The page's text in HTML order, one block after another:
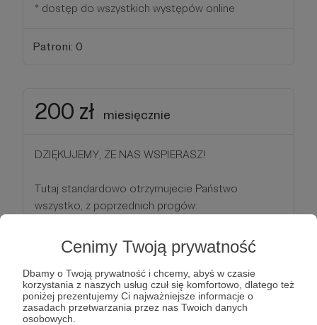
Cenimy Twoją prywatność
Dbamy o Twoją prywatność i chcemy, abyś w czasie
korzystania z naszych usług czuł się komfortowo, dlatego też
poniżej prezentujemy Ci najważniejsze informacje o
zasadach przetwarzania przez nas Twoich danych
osobowych.
* dostęp do wszystkich występów online
Patroni: 0
200 zł miesięcznie
DZIĘKUJEMY, ŻE NAS WSPIERASZ!
Tutaj standardowo otrzymujecie Państwo
wszystko, z poprzednich progów:
* dostęp do zamkniętej grupy na FB
* elektroniczny CERTYFIKAT Studia MM Records
* niepublikowana fotografia